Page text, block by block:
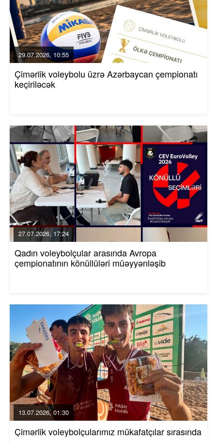
29.07.2026, 10:55
Çimərlik voleybolu üzrə Azərbaycan çempionatı
keçiriləcək
27.07.2026, 17:24
Qadın voleybolçular arasında Avropa
çempionatının könüllüləri müəyyənləşib
13.07.2026, 01:30
Çimərlik voleybolçularımız mükafatçılar sırasında